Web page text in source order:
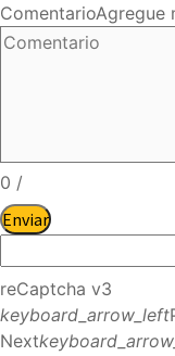
ComentarioAgregue
0 /
Enviar
reCaptcha v3
keyboard_arrow_left
Next